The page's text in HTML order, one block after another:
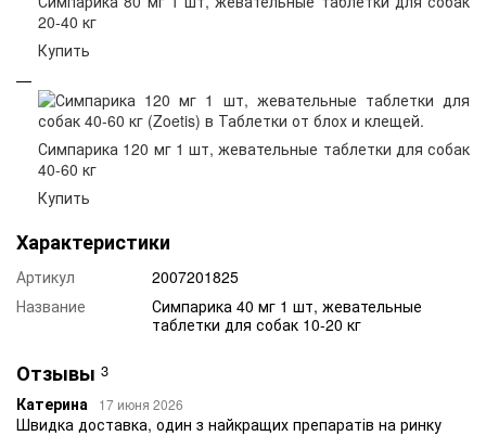
20-40 кг
Купить
Симпарика 120 мг 1 шт, жевательные таблетки для собак
40-60 кг
Купить
Характеристики
Артикул
2007201825
Название
Симпарика 40 мг 1 шт, жевательные
таблетки для собак 10-20 кг
Отзывы 3
Катерина 17 июня 2026
Швидка доставка, один з найкращих препаратів на ринку